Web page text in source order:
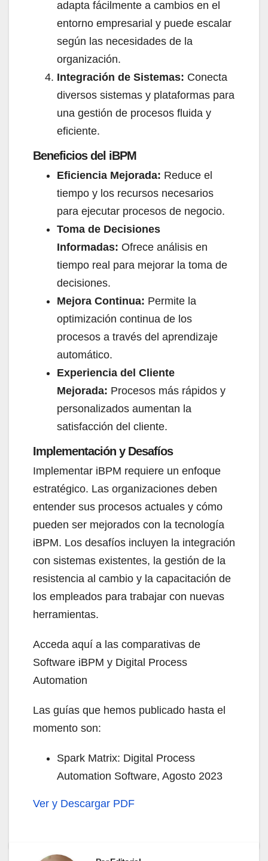
adapta fácilmente a cambios en el
entorno empresarial y puede escalar
según las necesidades de la
organización.
Integración de Sistemas: Conecta
diversos sistemas y plataformas para
una gestión de procesos fluida y
eficiente.
Beneficios del iBPM​
Eficiencia Mejorada: Reduce el
tiempo y los recursos necesarios
para ejecutar procesos de negocio.
Toma de Decisiones
Informadas: Ofrece análisis en
tiempo real para mejorar la toma de
decisiones.
Mejora Continua: Permite la
optimización continua de los
procesos a través del aprendizaje
automático.
Experiencia del Cliente
Mejorada: Procesos más rápidos y
personalizados aumentan la
satisfacción del cliente.
Implementación y Desafíos​
Implementar iBPM requiere un enfoque
estratégico. Las organizaciones deben
entender sus procesos actuales y cómo
pueden ser mejorados con la tecnología
iBPM. Los desafíos incluyen la integración
con sistemas existentes, la gestión de la
resistencia al cambio y la capacitación de
los empleados para trabajar con nuevas
herramientas.
Acceda aquí a las comparativas de
Software iBPM y Digital Process
Automation
Las guías que hemos publicado hasta el
momento son:
Spark Matrix: Digital Process
Automation Software, Agosto 2023
Ver y Descargar PDF